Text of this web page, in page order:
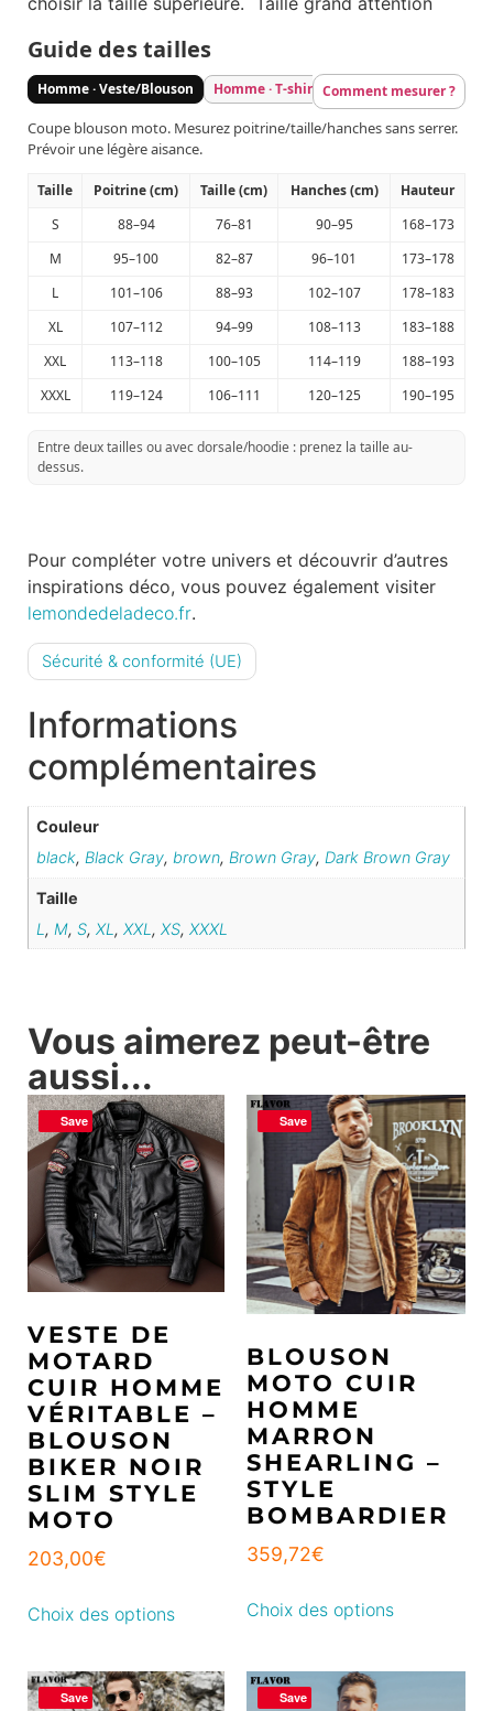
Guide des tailles
Homme · Veste/Blouson Homme · T-shirt/Sweat Homme ·
Comment mesurer ?
Coupe blouson moto. Mesurez poitrine/taille/hanches sans serrer.
Prévoir une légère aisance.
Taille Poitrine (cm) Taille (cm) Hanches (cm)
Hauteur
S
88–94 76–81 90–95
168–173
M
95–100 82–87 96–101
173–178
L
101–106 88–93 102–107
178–183
XL
107–112 94–99 108–113
183–188
XXL
113–118 100–105 114–119
188–193
XXXL
119–124 106–111 120–125 190–195
Entre deux tailles ou avec dorsale/hoodie : prenez la taille au-
dessus.
Pour compléter votre univers et découvrir d’autres
inspirations déco, vous pouvez également visiter
lemondedeladeco.fr.
Sécurité & conformité (UE)
Informations
complémentaires
Couleur
black, Black Gray, brown, Brown Gray, Dark Brown Gray
Taille
L , M,S,XL ,XXL ,XS,XXXL
Vous aimerez peut-être
aussi...
Save
VESTE DE
MOTARD
CUIR HOMME
VÉRITABLE –
BLOUSON
BIKER NOIR
SLIM STYLE
MOTO
203,00€
Choix des options
Save
BLOUSON
MOTO CUIR
HOMME
MARRON
SHEARLING –
STYLE
BOMBARDIER
359,72€
Choix des options
Save Save